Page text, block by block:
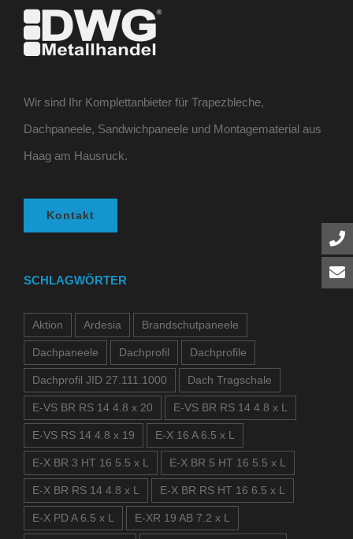
Wir sind Ihr Komplettanbieter für Trapezbleche,
Dachpaneele, Sandwichpaneele und Montagematerial aus
Haag am Hausruck.
Kontakt
SCHLAGWÖRTER
Aktion Ardesia Brandschutpaneele
Dachpaneele Dachprofil Dachprofile
Dachprofil JID 27.111.1000 Dach Tragschale
E-VS BR RS 14 4.8 x 20 E-VS BR RS 14 4.8 x L
E-VS RS 14 4.8 x 19 E-X 16 A 6.5 x L
E-X BR 3 HT 16 5.5 x L E-X BR 5 HT 16 5.5 x L
E-X BR RS 14 4.8 x L E-X BR RS HT 16 6.5 x L
E-X PD A 6.5 x L E-XR 19 AB 7.2 x L